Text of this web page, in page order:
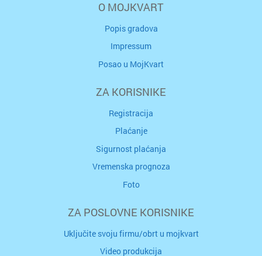
O MOJKVART
Popis gradova
Impressum
Posao u MojKvart
ZA KORISNIKE
Registracija
Plaćanje
Sigurnost plaćanja
Vremenska prognoza
Foto
ZA POSLOVNE KORISNIKE
Uključite svoju firmu/obrt u mojkvart
Video produkcija